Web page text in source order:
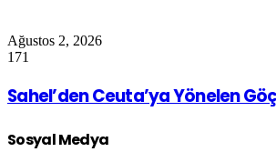
Ağustos 2, 2026
171
Sahel’den Ceuta’ya Yönelen
Sosyal Medya